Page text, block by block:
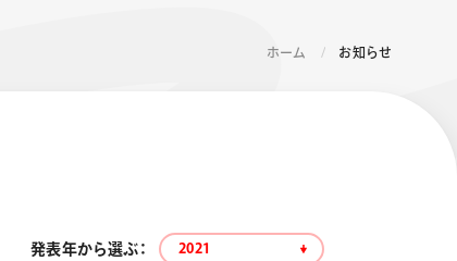
ホーム お知らせ
発表年から選ぶ： 2021